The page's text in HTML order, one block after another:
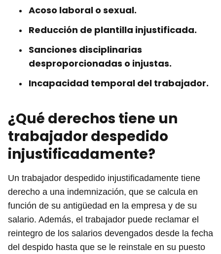
Acoso laboral o sexual.
Reducción de plantilla injustificada.
Sanciones disciplinarias
desproporcionadas o injustas.
Incapacidad temporal del trabajador.
¿Qué derechos tiene un
trabajador despedido
injustificadamente?
Un trabajador despedido injustificadamente tiene
derecho a una indemnización, que se calcula en
función de su antigüedad en la empresa y de su
salario. Además, el trabajador puede reclamar el
reintegro de los salarios devengados desde la fecha
del despido hasta que se le reinstale en su puesto